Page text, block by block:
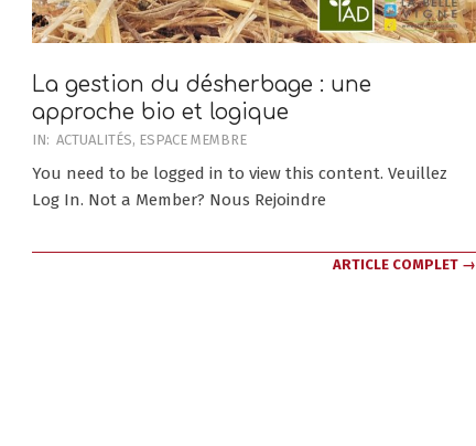
La gestion du désherbage : une
approche bio et logique
2019-
11-
25
IN: ACTUALITÉS, ESPACE MEMBRE
You need to be logged in to view this content. Veuillez
Log In. Not a Member? Nous Rejoindre
ARTICLE COMPLET →